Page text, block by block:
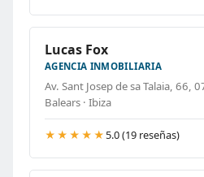
Lucas Fox
AGENCIA INMOBILIARIA
Av. Sant Josep de sa Talaia, 66,
Balears · Ibiza
★★★★★ 5.0 (19 reseñas)